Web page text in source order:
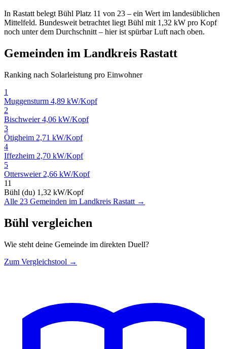
In Rastatt belegt Bühl Platz 11 von 23 – ein Wert im landesüblichen
Mittelfeld. Bundesweit betrachtet liegt Bühl mit 1,32 kW pro Kopf
noch unter dem Durchschnitt – hier ist spürbar Luft nach oben.
Gemeinden im Landkreis Rastatt
Ranking nach Solarleistung pro Einwohner
1
Muggensturm 4,89 kW/Kopf
2
Bischweier4,06 kW/Kopf
3
Ötigheim 2,71 kW/Kopf
4
Iffezheim 2,70 kW/Kopf
5
Ottersweier 2,66 kW/Kopf
11
Bühl (du) 1,32 kW/Kopf
Alle 23 Gemeinden im Landkreis Rastatt →
Bühl vergleichen
Wie steht deine Gemeinde im direkten Duell?
Zum Vergleichstool →